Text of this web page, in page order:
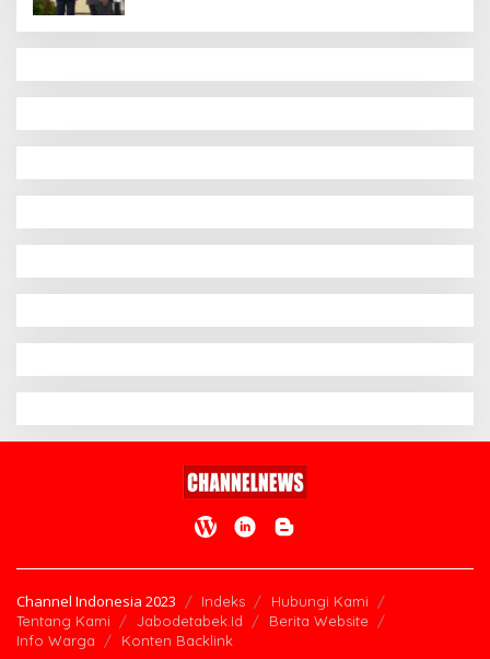
Channel Indonesia 2023 Indeks
Hubungi Kami
Tentang Kami
Jabodetabek.Id
Berita Website
Info Warga
Konten Backlink